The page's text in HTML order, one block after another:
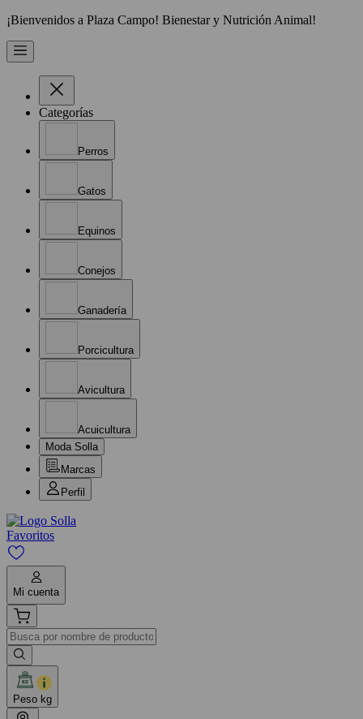
¡Bienvenidos a Plaza Campo! Bienestar y Nutrición Animal!
Categorías
Perros
Gatos
Equinos
Conejos
Ganadería
Porcicultura
Avicultura
Acuicultura
Moda Solla
Marcas
Perfil
Favoritos
Mi cuenta
Peso kg